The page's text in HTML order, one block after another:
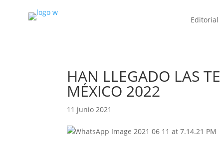
Editorial
HAN LLEGADO LAS
MÉXICO 2022
11 junio 2021